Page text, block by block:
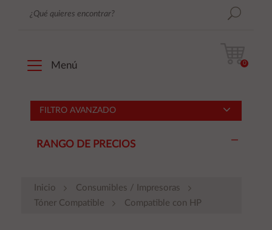
Menú 0
FILTRO AVANZADO
RANGO DE PRECIOS
Inicio
Consumibles / Impresoras
Tóner Compatible
Compatible con HP